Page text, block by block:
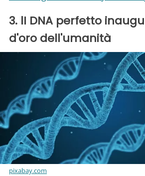
3. lI DNA perfetto
d'oro dell'umanità
pixabay.com